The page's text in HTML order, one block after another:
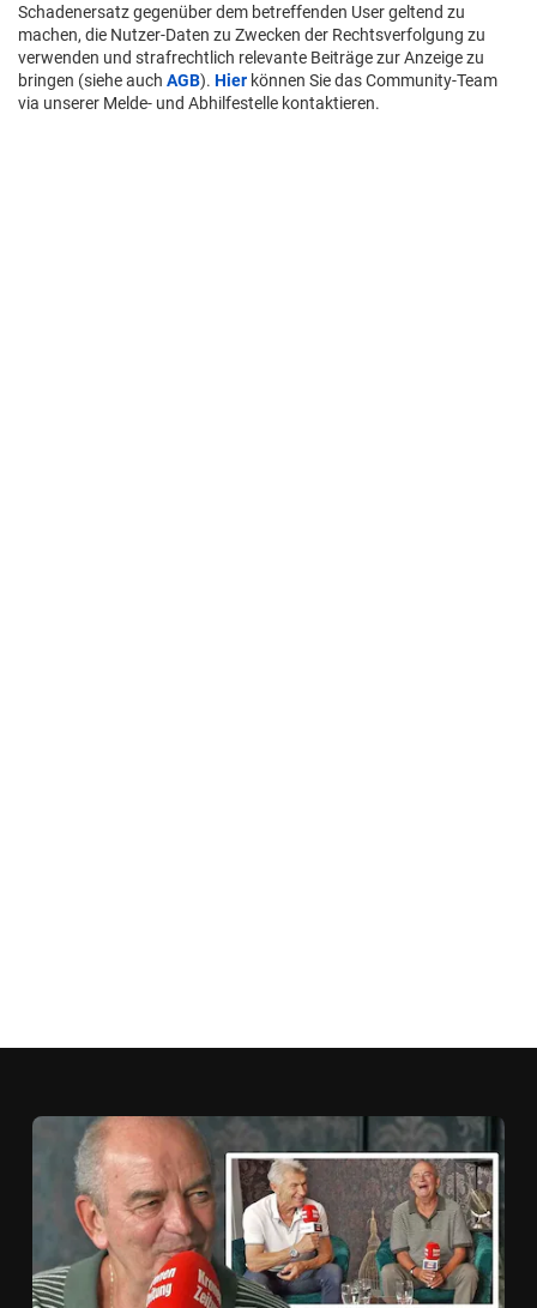
Schadenersatz gegenüber dem betreffenden User geltend zu
machen, die Nutzer-Daten zu Zwecken der Rechtsverfolgung zu
verwenden und strafrechtlich relevante Beiträge zur Anzeige zu
bringen (siehe auch AGB). Hier können Sie das Community-Team
via unserer Melde- und Abhilfestelle kontaktieren.